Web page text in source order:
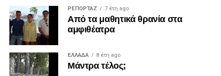
ΡΕΠΟΡΤΑΖ 7 έτη ago
Από τα μαθητικά θρανία στα
αμφιθέατρα
ΕΛΛΑΔΑ 8 έτη ago
Μάντρα τέλος;